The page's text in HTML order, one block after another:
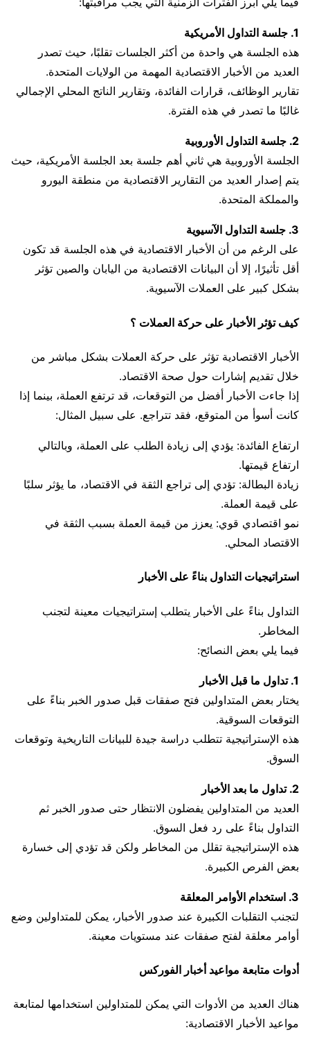
1. جلسة التداول الأمريكية
هذه الجلسة هي واحدة من أكثر الجلسات تقلبًا، حيث تصدر
العديد من الأخبار الاقتصادية المهمة من الولايات المتحدة.
تقارير الوظائف، قرارات الفائدة، وتقارير الناتج المحلي الإجمالي
غالبًا ما تصدر في هذه الفترة.
2. جلسة التداول الأوروبية
الجلسة الأوروبية هي ثاني أهم جلسة بعد الجلسة الأمريكية، حيث
يتم إصدار العديد من التقارير الاقتصادية من منطقة اليورو
والمملكة المتحدة.
3. جلسة التداول الآسيوية
على الرغم من أن الأخبار الاقتصادية في هذه الجلسة قد تكون
أقل تأثيرًا، إلا أن البيانات الاقتصادية من اليابان والصين تؤثر
بشكل كبير على العملات الآسيوية.
كيف تؤثر الأخبار على حركة العملات ؟
الأخبار الاقتصادية تؤثر على حركة العملات بشكل مباشر من
خلال تقديم إشارات حول صحة الاقتصاد.
إذا جاءت الأخبار أفضل من التوقعات، قد ترتفع العملة، بينما إذا
كانت أسوأ من المتوقع، فقد تتراجع. على سبيل المثال:
ارتفاع الفائدة: يؤدي إلى زيادة الطلب على العملة، وبالتالي
ارتفاع قيمتها.
زيادة البطالة: تؤدي إلى تراجع الثقة في الاقتصاد، ما يؤثر سلبًا
على قيمة العملة.
نمو اقتصادي قوي: يعزز من قيمة العملة بسبب الثقة في
الاقتصاد المحلي.
استراتيجيات التداول بناءً على الأخبار
التداول بناءً على الأخبار يتطلب إستراتيجيات معينة لتجنب
المخاطر.
فيما يلي بعض النصائح:
1. تداول ما قبل الأخبار
يختار بعض المتداولين فتح صفقات قبل صدور الخبر بناءً على
التوقعات السوقية.
هذه الإستراتيجية تتطلب دراسة جيدة للبيانات التاريخية وتوقعات
السوق.
2. تداول ما بعد الأخبار
العديد من المتداولين يفضلون الانتظار حتى صدور الخبر ثم
التداول بناءً على رد فعل السوق.
هذه الإستراتيجية تقلل من المخاطر ولكن قد تؤدي إلى خسارة
بعض الفرص الكبيرة.
3. استخدام الأوامر المعلقة
لتجنب التقلبات الكبيرة عند صدور الأخبار، يمكن للمتداولين وضع
أوامر معلقة لفتح صفقات عند مستويات معينة.
أدوات متابعة مواعيد أخبار الفوركس
هناك العديد من الأدوات التي يمكن للمتداولين استخدامها لمتابعة
مواعيد الأخبار الاقتصادية: